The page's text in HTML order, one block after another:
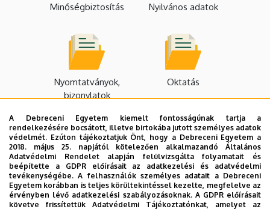
Minőségbiztosítás Nyilvános adatok
Nyomtatványok,
bizonylatok
Oktatás
Statisztikák Szabályzatok
A Debreceni Egyetem kiemelt fontosságúnak tartja a
rendelkezésére bocsátott, illetve birtokába jutott személyes adatok
védelmét. Ezúton tájékoztatjuk Önt, hogy a Debreceni Egyetem a
2018. május 25. napjától kötelezően alkalmazandó Általános
Adatvédelmi Rendelet alapján felülvizsgálta folyamatait és
beépítette a GDPR előírásait az adatkezelési és adatvédelmi
tevékenységébe. A felhasználók személyes adatait a Debreceni
Egyetem korábban is teljes körültekintéssel kezelte, megfelelve az
érvényben lévő adatkezelési szabályozásoknak. A GDPR előírásait
követve frissítettük Adatvédelmi Tájékoztatónkat, amelyet az